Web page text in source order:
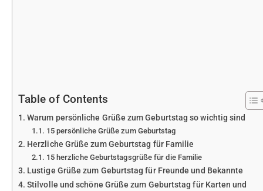
Table of Contents
Warum persönliche Grüße zum Geburtstag so wichtig sind
15 persönliche Grüße zum Geburtstag
Herzliche Grüße zum Geburtstag für Familie
15 herzliche Geburtstagsgrüße für die Familie
Lustige Grüße zum Geburtstag für Freunde und Bekannte
Stilvolle und schöne Grüße zum Geburtstag für Karten und